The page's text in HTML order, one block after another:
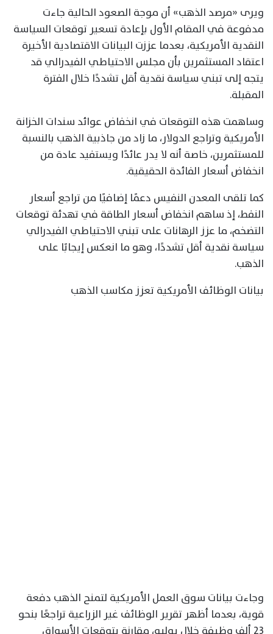
ويرى «مرصد الذهب» أن موجة الصعود الحالية جاءت
مدفوعة في المقام الأول بإعادة تسعير توقعات السياسة
النقدية الأمريكية، بعدما عززت البيانات الاقتصادية الأخيرة
اعتقاد المستثمرين بأن مجلس الاحتياطي الفيدرالي قد
يتجه إلى تبني سياسة نقدية أقل تشددًا خلال الفترة
المقبلة.
وساهمت هذه التوقعات في انخفاض عوائد سندات الخزانة
الأمريكية وتراجع الدولار، ما زاد من جاذبية الذهب بالنسبة
للمستثمرين، خاصة أنه لا يدر عائدًا ويستفيد عادة من
انخفاض أسعار الفائدة الحقيقية.
كما تلقى المعدن النفيس دعمًا إضافيًا من تراجع أسعار
النفط، إذ ساهم انخفاض أسعار الطاقة في تهدئة توقعات
التضخم، ما عزز الرهانات على تبني الاحتياطي الفيدرالي
سياسة نقدية أقل تشددًا، وهو ما انعكس إيجابًا على
الذهب.
بيانات الوظائف الأمريكية تعزز مكاسب الذهب
وجاءت بيانات سوق العمل الأمريكية لتمنح الذهب دفعة
قوية، بعدما أظهر تقرير الوظائف غير الزراعية تراجعًا بنحو